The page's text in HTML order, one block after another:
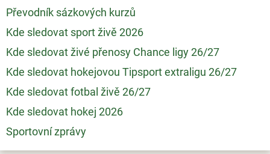
Převodník sázkových kurzů
Kde sledovat sport živě 2026
Kde sledovat živé přenosy Chance ligy 26/27
Kde sledovat hokejovou Tipsport extraligu 26/27
Kde sledovat fotbal živě 26/27
Kde sledovat hokej 2026
Sportovní zprávy